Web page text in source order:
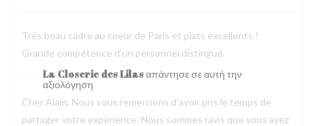
Très beau cadre au coeur de Paris et plats excellents !
Grande compétence d'un personnel distingué.
La Closerie des Lilasαπάντησε σε αυτή την
αξιολόγηση
Cher Alain, Nous vous remercions d’avoir pris le temps de
partager votre expérience. Nous sommes ravis que vous ayez